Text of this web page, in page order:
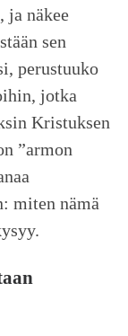
ja näkee
sen
perustuuko
jotka
Kristuksen
”armon
miten nämä